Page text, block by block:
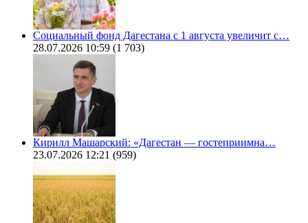
Социальный фонд Дагестана с 1 августа увеличит с…
28.07.2026 10:59 (1 703)
Кирилл Машарский: «Дагестан — гостеприимна…
23.07.2026 12:21 (959)